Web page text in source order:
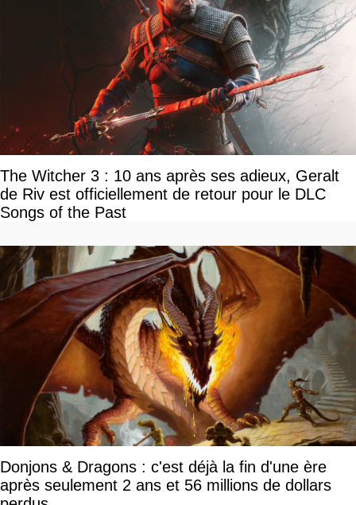
The Witcher 3 : 10 ans après ses adieux, Geralt
de Riv est officiellement de retour pour le DLC
Songs of the Past
Donjons & Dragons : c'est déjà la fin d'une ère
après seulement 2 ans et 56 millions de dollars